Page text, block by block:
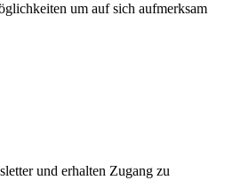
um auf sich aufmerksam
und erhalten Zugang zu